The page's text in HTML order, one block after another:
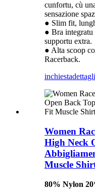
cunfortu, cù
sensazione
● Slim fit,
● Bra integratu
supportu extra.
● Alta scoop
Racerback.
inchiesta
Women
High Neck
Muscle
80% Nylon